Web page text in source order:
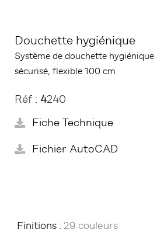
Douchette hygiénique
Système de douchette
sécurisé, flexible 100 cm
Réf : 4240
Fiche Technique
Fichier AutoCAD
Finitions : 29 couleurs